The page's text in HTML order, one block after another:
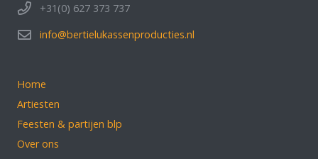
+31(0) 627 373 737
info@bertielukassenproducties.nl
Home
Artiesten
Feesten & partijen blp
Over ons